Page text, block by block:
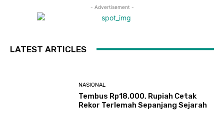
- Advertisement -
LATEST ARTICLES
NASIONAL
Tembus Rp18.000, Rupiah Cetak
Rekor Terlemah Sepanjang Sejarah